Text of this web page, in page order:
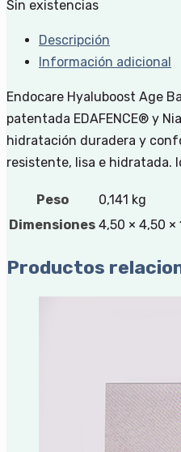
Sin existencias
Descripción
Información adicional
Endocare Hyaluboost Age
patentada EDAFENCE® y
hidratación duradera y
resistente, lisa e hidratada.
Peso
0,141 kg
Dimensiones 4,50 × 4,50 ×
Productos